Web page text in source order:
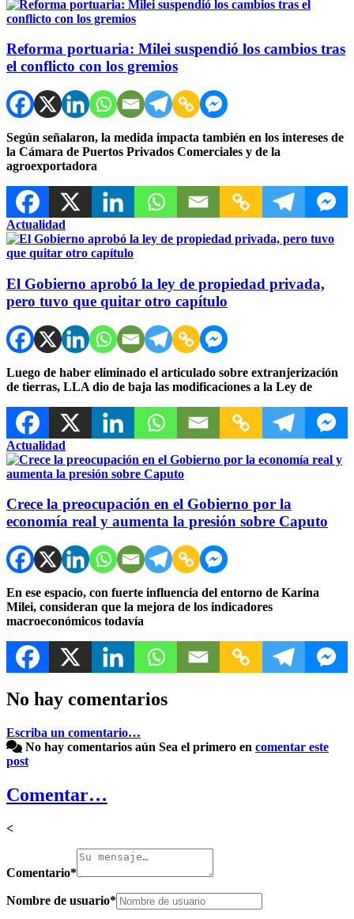
Reforma portuaria: Milei suspendió los cambios tras
el conflicto con los gremios
Según señalaron, la medida impacta también en los intereses de
la Cámara de Puertos Privados Comerciales y de la
agroexportadora
Actualidad
El Gobierno aprobó la ley de propiedad privada,
pero tuvo que quitar otro capítulo
Luego de haber eliminado el articulado sobre extranjerización
de tierras, LLA dio de baja las modificaciones a la Ley de
Actualidad
Crece la preocupación en el Gobierno por la
economía real y aumenta la presión sobre Caputo
En ese espacio, con fuerte influencia del entorno de Karina
Milei, consideran que la mejora de los indicadores
macroeconómicos todavía
No hay comentarios
Escriba un comentario…
No hay comentarios aún Sea el primero en comentar este
post
Comentar…
<
Comentario*
Nombre de usuario*